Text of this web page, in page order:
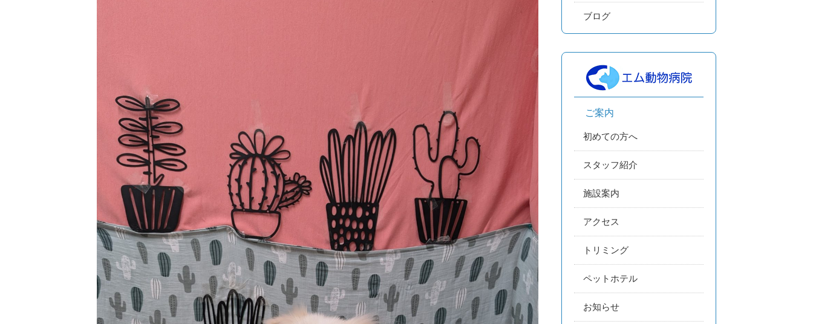
ブログ
ご案内
初めての方へ
スタッフ紹介
施設案内
アクセス
トリミング
ペットホテル
お知らせ